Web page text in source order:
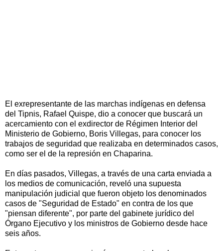
El exrepresentante de las marchas indígenas en defensa
del Tipnis, Rafael Quispe, dio a conocer que buscará un
acercamiento con el exdirector de Régimen Interior del
Ministerio de Gobierno, Boris Villegas, para conocer los
trabajos de seguridad que realizaba en determinados casos,
como ser el de la represión en Chaparina.
En días pasados, Villegas, a través de una carta enviada a
los medios de comunicación, reveló una supuesta
manipulación judicial que fueron objeto los denominados
casos de "Seguridad de Estado" en contra de los que
"piensan diferente", por parte del gabinete jurídico del
Órgano Ejecutivo y los ministros de Gobierno desde hace
seis años.